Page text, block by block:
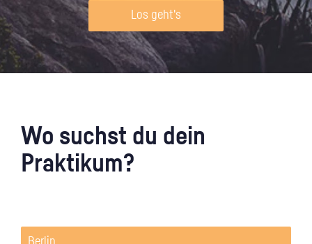
Los geht's
Wo suchst du dein
Praktikum?